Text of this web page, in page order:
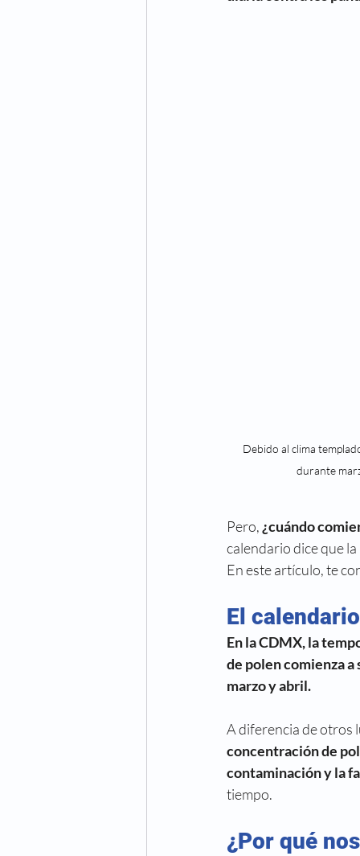
Debido al clima
durante
Pero, ¿cuándo
calendario dice que
En este artículo, te
El
En la CDMX, la
de polen comienza
marzo y abril.
A diferencia de otros
concentración de
contaminación y la
tiempo.
¿Por qué